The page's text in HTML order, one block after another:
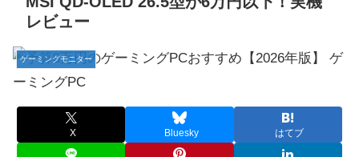
レビュー
ゲーミングモニター
X Bluesky はてブ